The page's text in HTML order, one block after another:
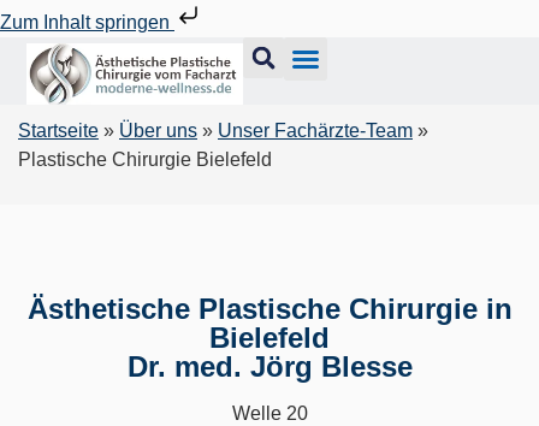
Zum Inhalt springen
Startseite » Über uns » Unser Fachärzte-Team »
Plastische Chirurgie Bielefeld
Ästhetische Plastische Chirurgie in
Bielefeld
Dr. med. Jörg Blesse
Welle 20